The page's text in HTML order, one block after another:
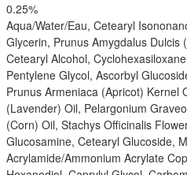
0.25%
Aqua/Water/Eau, Cetearyl
Glycerin, Prunus Amygdalus Dulcis
Cetearyl Alcohol,
Pentylene Glycol, Ascorbyl
Prunus Armeniaca (Apricot) Kernel
(Lavender) Oil, Pelargonium
(Corn) Oil, Stachys Officinalis
Glucosamine, Cetearyl Glucoside,
Acrylamide/Ammonium Acrylate